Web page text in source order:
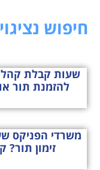
חיפוש
שעות קבלת קהל
להזמנת תור
משרדי הפניקס
זימון